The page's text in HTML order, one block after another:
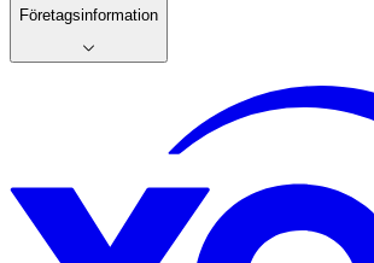
Företagsinformation